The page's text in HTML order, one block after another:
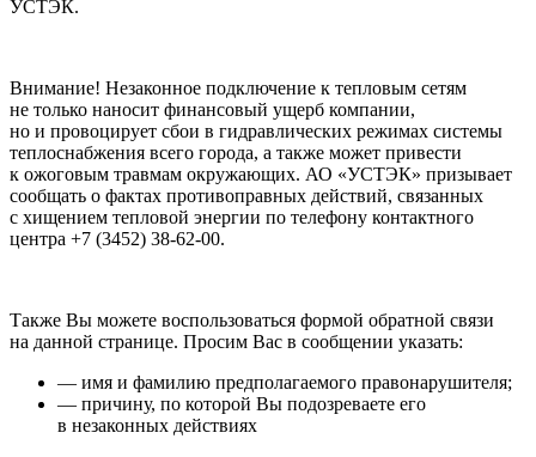
УСТЭК.
Внимание! Незаконное подключение к тепловым сетям
не только наносит финансовый ущерб компании,
но и провоцирует сбои в гидравлических режимах системы
теплоснабжения всего города, а также может привести
к ожоговым травмам окружающих. АО «УСТЭК» призывает
сообщать о фактах противоправных действий, связанных
с хищением тепловой энергии по телефону контактного
центра +7 (3452) 38-62-00.
Также Вы можете воспользоваться формой обратной связи
на данной странице. Просим Вас в сообщении указать:
— имя и фамилию предполагаемого правонарушителя;
— причину, по которой Вы подозреваете его
в незаконных действиях